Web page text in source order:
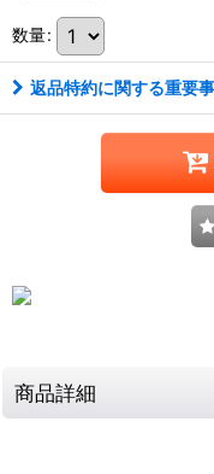
数量:
返品特約に関する重要
商品詳細